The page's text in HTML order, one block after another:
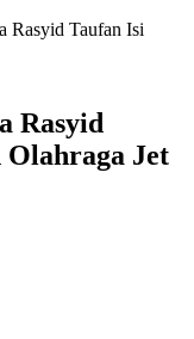
Rasyid Taufan Isi
Rasyid
Jet